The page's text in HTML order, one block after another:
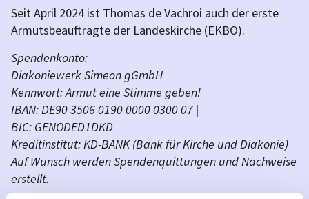
Seit April 2024 ist Thomas de Vachroi auch der erste
Armutsbeauftragte der Landeskirche (EKBO).
Spendenkonto:
Diakoniewerk Simeon gGmbH
Kennwort: Armut eine Stimme geben!
IBAN: DE90 3506 0190 0000 0300 07 |
BIC: GENODED1DKD
Kreditinstitut: KD-BANK (Bank für Kirche und Diakonie)
Auf Wunsch werden Spendenquittungen und Nachweise
erstellt.